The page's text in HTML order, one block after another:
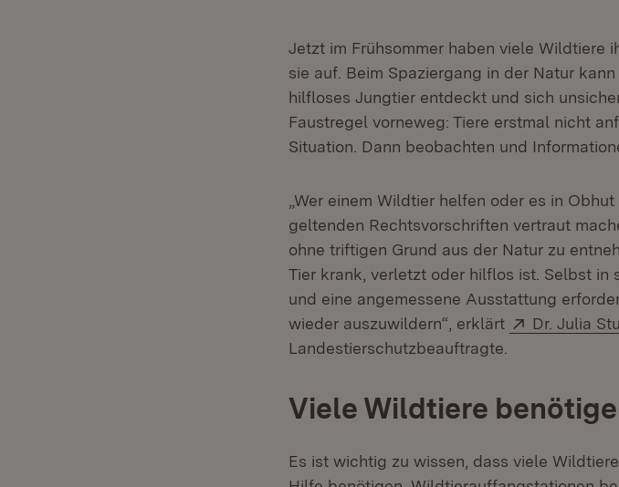
Jetzt im Frühsommer haben viele Wildtiere
sie auf. Beim Spaziergang in der Natur
hilfloses Jungtier entdeckt und sich
Faustregel vorneweg: Tiere erstmal nicht
Situation. Dann beobachten und
„Wer einem Wildtier helfen oder es in
geltenden Rechtsvorschriften vertraut
ohne triftigen Grund aus der Natur zu
Tier krank, verletzt oder hilflos ist. Selbst in
und eine angemessene Ausstattung
wieder auszuwildern“, erklärt
Extern:
Dr. Julia
Landestierschutzbeauftragte.
Viele Wildtiere
Es ist wichtig zu wissen, dass viele